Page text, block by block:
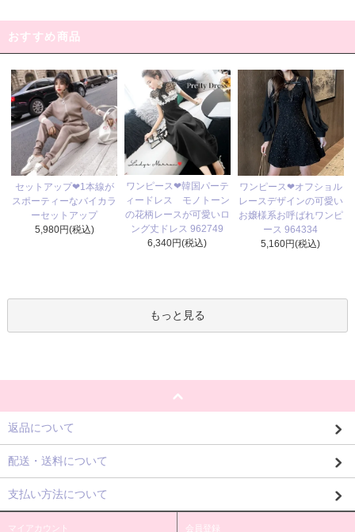
おすすめ商品
セットアップ❤1本線が
スポーティーなバイカラ
ーセットアップ
5,980円(税込)
ワンピース❤韓国パーテ
ィードレス モノトーン
の花柄レースが可愛いロ
ング丈ドレス 962749
6,340円(税込)
ワンピース❤オフショル
レースデザインの可愛い
お嬢様系お呼ばれワンピ
ース 964334
5,160円(税込)
もっと見る
返品について
配送・送料について
支払い方法について
マイアカウント 会員登録